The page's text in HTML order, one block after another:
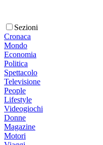
Sezioni
Cronaca
Mondo
Economia
Politica
Spettacolo
Televisione
People
Lifestyle
Videogiochi
Donne
Magazine
Motori